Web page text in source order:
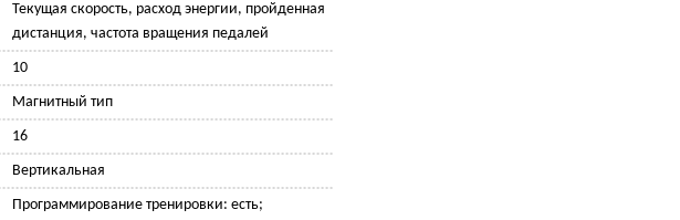
Текущая скорость, расход энергии, пройденная
дистанция, частота вращения педалей
10
Магнитный тип
16
Вертикальная
Программирование тренировки: есть;